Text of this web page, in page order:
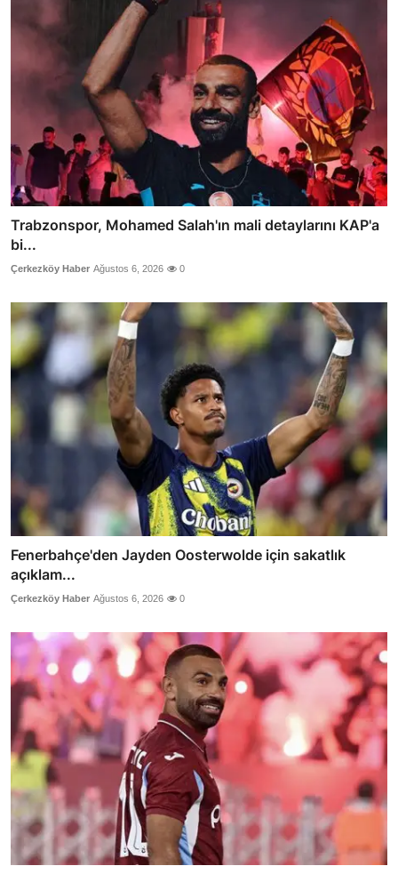
Trabzonspor, Mohamed Salah'ın mali detaylarını KAP'a
bi...
Çerkezköy Haber Ağustos 6, 2026 0
Fenerbahçe'den Jayden Oosterwolde için sakatlık
açıklam...
Çerkezköy Haber Ağustos 6, 2026 0